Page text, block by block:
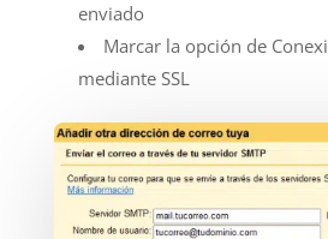
enviado
Marcar la opción de
mediante SSL